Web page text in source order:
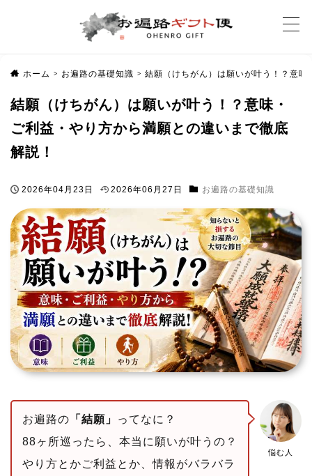
ホーム > お遍路の基礎知識 > 結願（けちがん）は願いが叶う！？意
結願（けちがん）は願いが叶う！？意味・
ご利益・やり方から満願との違いまで徹底
解説！
2026年04月23日 2026年06月27日 お遍路の基礎知識
悩む人
お遍路の 「結願」
ってなに？
88ヶ所巡ったら、本当に願いが叶うの？
やり方とかご利益とか、情報がバラバラ